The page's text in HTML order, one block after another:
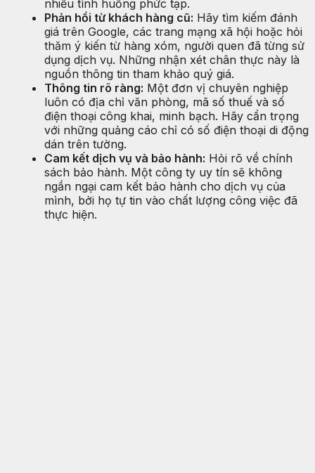
nhiều tình huống phức tạp.
Phản hồi từ khách hàng cũ: Hãy tìm kiếm đánh
giá trên Google, các trang mạng xã hội hoặc hỏi
thăm ý kiến từ hàng xóm, người quen đã từng sử
dụng dịch vụ. Những nhận xét chân thực này là
nguồn thông tin tham khảo quý giá.
Thông tin rõ ràng: Một đơn vị chuyên nghiệp
luôn có địa chỉ văn phòng, mã số thuế và số
điện thoại công khai, minh bạch. Hãy cẩn trọng
với những quảng cáo chỉ có số điện thoại di động
dán trên tường.
Cam kết dịch vụ và bảo hành: Hỏi rõ về chính
sách bảo hành. Một công ty uy tín sẽ không
ngần ngại cam kết bảo hành cho dịch vụ của
mình, bởi họ tự tin vào chất lượng công việc đã
thực hiện.